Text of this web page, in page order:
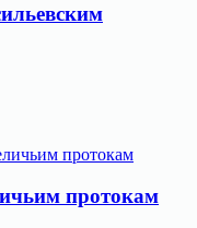
протокам